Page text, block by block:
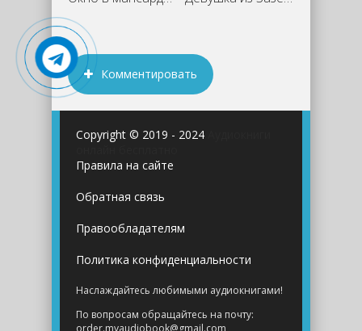
Комментировать
Copyright © 2019 - 2024
Правила на сайте
Обратная связь
Правообладателям
Политика конфиденциальности
Наслаждайтесь любимыми аудиокнигами!
По вопросам обращайтесь на почту:
order.myaudiobook@gmail.com